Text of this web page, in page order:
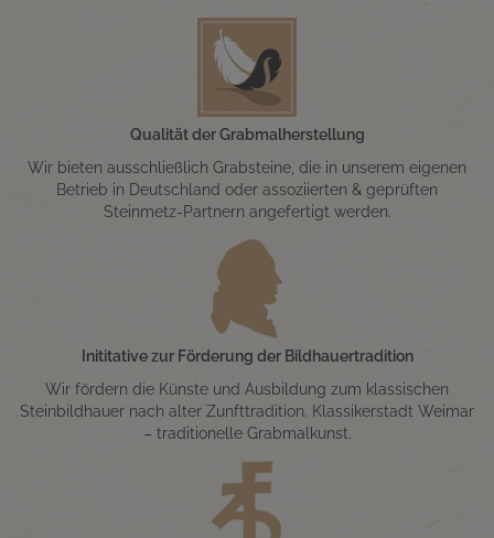
Qualität der Grabmalherstellung
Wir bieten ausschließlich Grabsteine, die in unserem eigenen
Betrieb in Deutschland oder assoziierten & geprüften
Steinmetz-Partnern angefertigt werden.
Inititative zur Förderung der Bildhauertradition
Wir fördern die Künste und Ausbildung zum klassischen
Steinbildhauer nach alter Zunfttradition. Klassikerstadt Weimar
– traditionelle Grabmalkunst.